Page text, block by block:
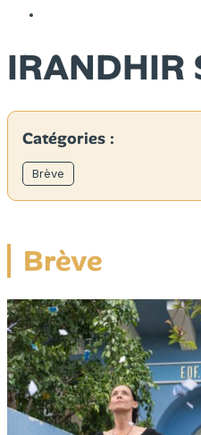
IRANDHIR
Catégories :
Brève
Brève